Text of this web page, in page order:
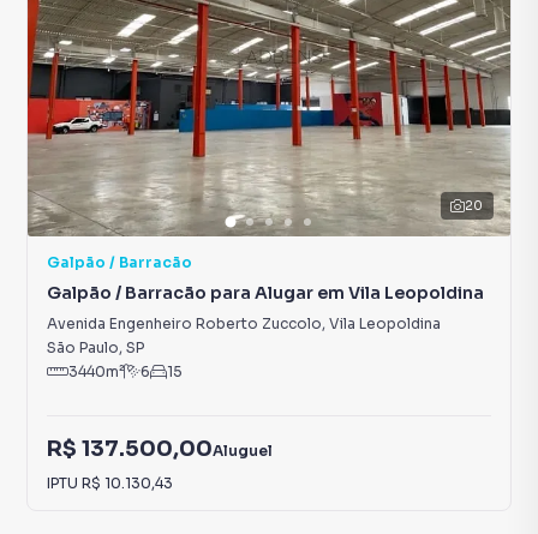
20
Galpão / Barracão
Galpão / Barracão para Alugar em Vila Leopoldina
Avenida Engenheiro Roberto Zuccolo, Vila Leopoldina
São Paulo, SP
3440m² 6 15
R$ 137.500,00Aluguel
IPTU R$ 10.130,43